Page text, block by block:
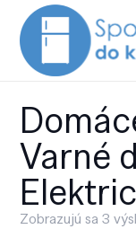
Varné
Zobrazujú sa 3